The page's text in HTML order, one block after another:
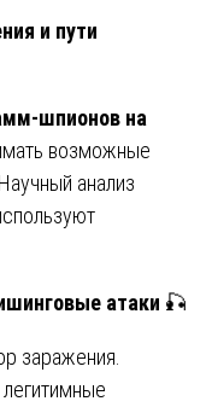
и пути
шпионов на
возможные
анализ
атаки 🎣
заражения.